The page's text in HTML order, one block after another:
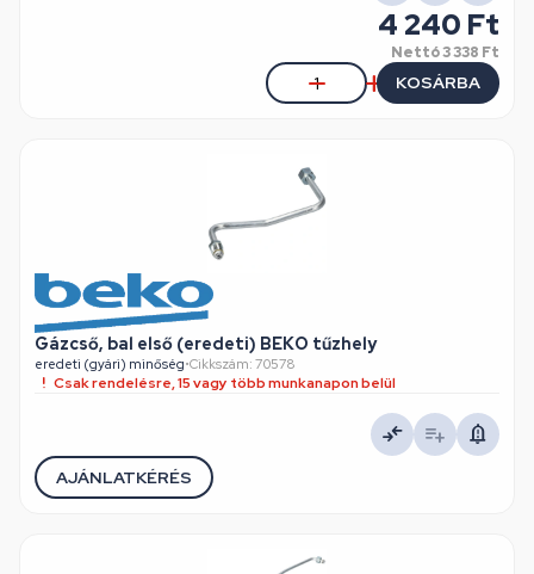
4 240 Ft
Nettó3 338 Ft
KOSÁRBA
Gázcső, bal első (eredeti) BEKO tűzhely
eredeti (gyári) minőség•Cikkszám: 70578
Csak rendelésre, 15 vagy több munkanapon belül
AJÁNLATKÉRÉS